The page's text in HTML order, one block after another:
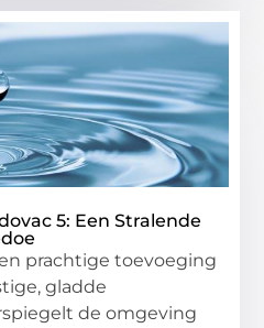
5: Een Stralende
prachtige toevoeging
gladde
de omgeving